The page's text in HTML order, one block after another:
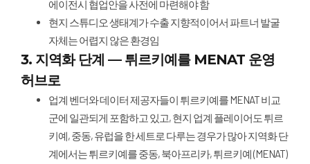
에이전시 협업안을 사전에 마련해야 함
현지 스튜디오 생태계가 수출 지향적이어서 파트너 발굴
자체는 어렵지 않은 환경임
3. 지역화 단계 — 튀르키예를 MENAT 운영
허브로
업계 벤더와 데이터 제공자들이 튀르키예를 MENAT 비교
군에 일관되게 포함하고 있고, 현지 업계 플레이어도 튀르
키예, 중동, 유럽을 한 세트로 다루는 경우가 많아 지역화 단
계에서는 튀르키예를 중동, 북아프리카, 튀르키예 (MENAT)